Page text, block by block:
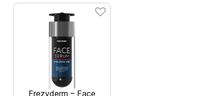
Frezyderm – Face